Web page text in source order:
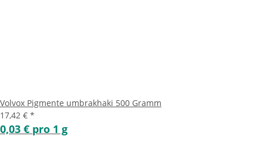
Volvox Pigmente umbrakhaki 500 Gramm
17,42 € *
0,03 € pro 1 g